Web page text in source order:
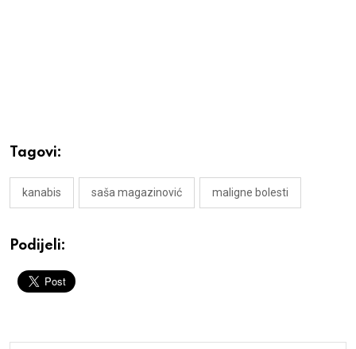
Tagovi:
kanabis saša magazinović maligne bolesti
Podijeli: